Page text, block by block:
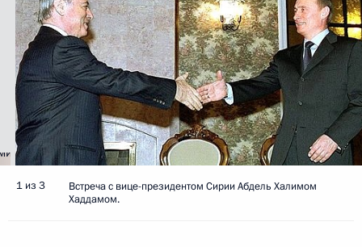
1 из 3
Встреча с вице-президентом Сирии Абдель Халимом
Хаддамом.